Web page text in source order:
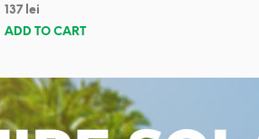
137 lei
ADD TO CART